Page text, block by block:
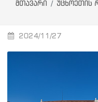
მთავარი უცხოეთის
2024/11/27